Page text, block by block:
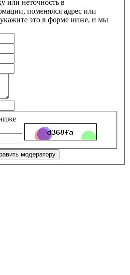
или неточность в
поменялся адрес или
укажите это в форме ниже, и мы
модератору